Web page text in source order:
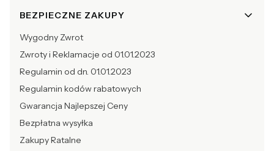
BEZPIECZNE ZAKUPY
Wygodny Zwrot
Zwroty i Reklamacje od 01.01.2023
Regulamin od dn. 01.01.2023
Regulamin kodów rabatowych
Gwarancja Najlepszej Ceny
Bezpłatna wysyłka
Zakupy Ratalne